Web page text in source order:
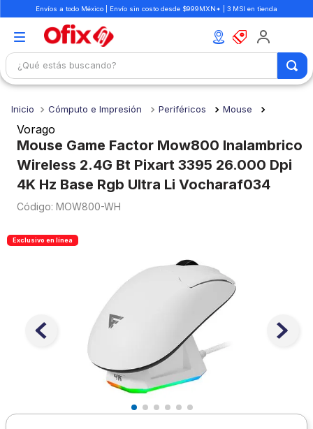
Envíos a todo México | Envío sin costo desde $999MXN* | 3 MSI en tienda
¿Qué estás buscando?
Cómputo e Impresión Periféricos Mouse
Vorago
Mouse Game Factor Mow800 Inalambrico
Wireless 2.4G Bt Pixart 3395 26.000 Dpi
4K Hz Base Rgb Ultra Li Vocharaf034
: MOW800-WH
Exclusivo en línea
1.
mochilas
2 .
libretas
3.
cuaderno
4.
colores
5.
cuadernos
6.
boligrafo
escritorio